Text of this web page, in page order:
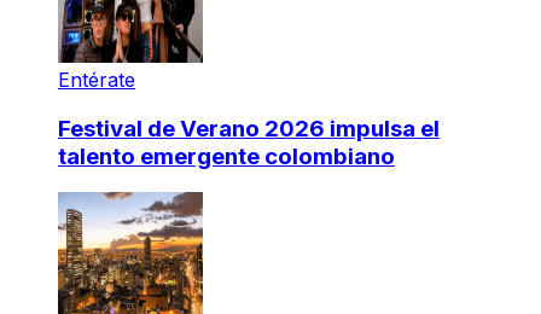
Entérate
Festival de Verano 2026 impulsa el
talento emergente colombiano